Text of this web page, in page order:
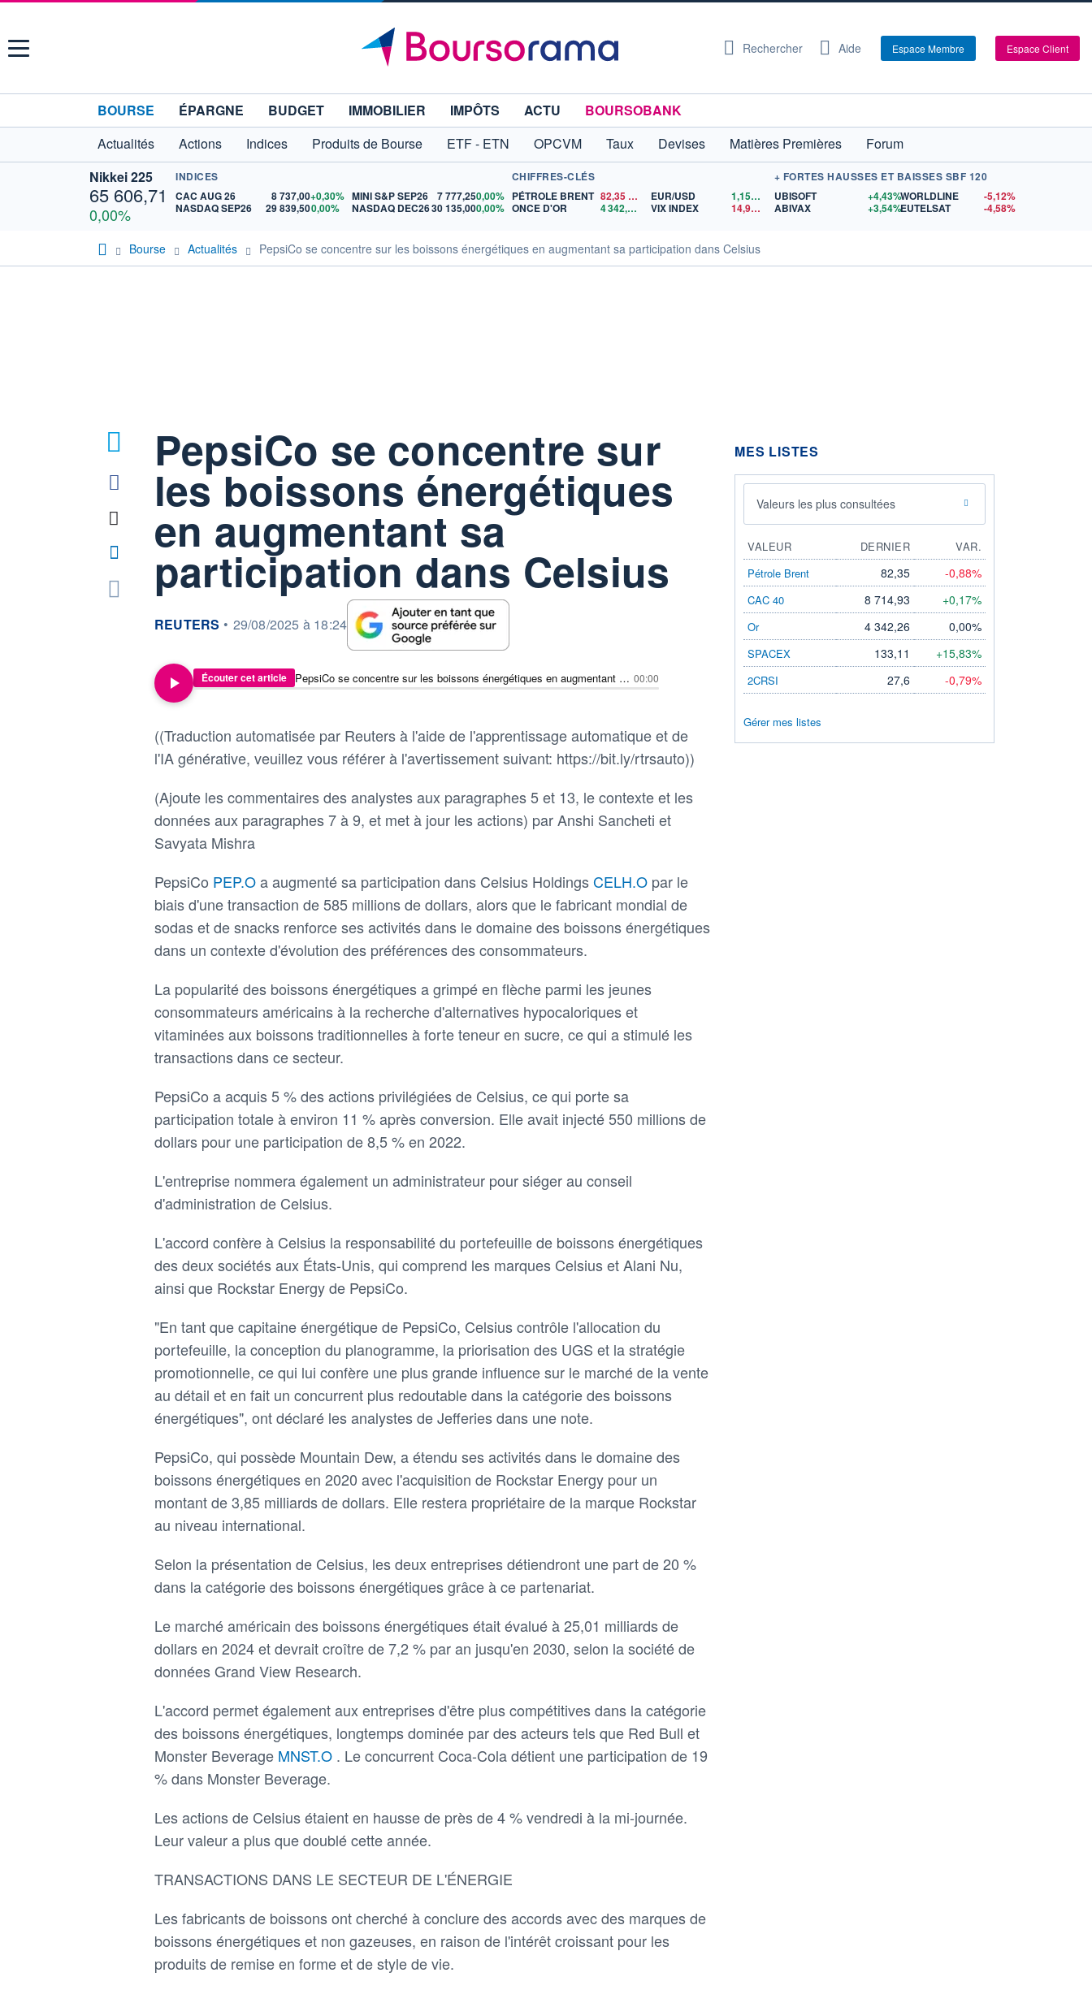
Menu Rechercher Aide Espace Membre Espace Client
BOURSE ÉPARGNE BUDGET IMMOBILIER IMPÔTS ACTU
BOURSOBANK
Actualités
Actions Indices Produits de Bourse ETF - ETN OPCVM Taux Devises Matières Premières
Forum
Nikkei 225
65 606,71
0,00%
INDICES
CAC AUG 26
8 737,00+0,30%
NASDAQ SEP26
29 839,500,00%
MINI S&P SEP26 7 777,250,00%
NASDAQ DEC2630 135,000,00%
CHIFFRES-CLÉS
PÉTROLE BRENT 82,35
ONCE D'OR
4 342,26 $US
EUR/USD 1,1559
$US
VIX INDEX
14,90$US
+ FORTES HAUSSES ET BAISSES SBF 120
UBISOFT
+4,43%
ABIVAX
+3,54%
WORLDLINE
-5,12%
EUTELSAT
-4,58%
Bourse Actualités PepsiCo se concentre sur les boissons énergétiques en augmentant sa participation dans Celsius
PepsiCo se concentre sur
les boissons énergétiques
en augmentant sa
participation dans Celsius
information fournie par
REUTERS • 29/08/2025 à 18:24
Écouter cet article PepsiCo se concentre sur les boissons énergétiques en augmentant sa participation dans Celsius 00:00
((Traduction automatisée par Reuters à l'aide de l'apprentissage automatique et de
l'IA générative, veuillez vous référer à l'avertissement suivant: https://bit.ly/rtrsauto))
(Ajoute les commentaires des analystes aux paragraphes 5 et 13, le contexte et les
données aux paragraphes 7 à 9, et met à jour les actions) par Anshi Sancheti et
Savyata Mishra
PepsiCo PEP.Oa augmenté sa participation dans Celsius HoldingsCELH.O par le
biais d'une transaction de 585 millions de dollars, alors que le fabricant mondial de
sodas et de snacks renforce ses activités dans le domaine des boissons énergétiques
dans un contexte d'évolution des préférences des consommateurs.
La popularité des boissons énergétiques a grimpé en flèche parmi les jeunes
consommateurs américains à la recherche d'alternatives hypocaloriques et
vitaminées aux boissons traditionnelles à forte teneur en sucre, ce qui a stimulé les
transactions dans ce secteur.
PepsiCo a acquis 5 % des actions privilégiées de Celsius, ce qui porte sa
participation totale à environ 11 % après conversion. Elle avait injecté 550 millions de
dollars pour une participation de 8,5 % en 2022.
L'entreprise nommera également un administrateur pour siéger au conseil
d'administration de Celsius.
L'accord confère à Celsius la responsabilité du portefeuille de boissons énergétiques
des deux sociétés aux États-Unis, qui comprend les marques Celsius et Alani Nu,
ainsi que Rockstar Energy de PepsiCo.
"En tant que capitaine énergétique de PepsiCo, Celsius contrôle l'allocation du
portefeuille, la conception du planogramme, la priorisation des UGS et la stratégie
promotionnelle, ce qui lui confère une plus grande influence sur le marché de la vente
au détail et en fait un concurrent plus redoutable dans la catégorie des boissons
énergétiques", ont déclaré les analystes de Jefferies dans une note.
PepsiCo, qui possède Mountain Dew, a étendu ses activités dans le domaine des
boissons énergétiques en 2020 avec l'acquisition de Rockstar Energy pour un
montant de 3,85 milliards de dollars. Elle restera propriétaire de la marque Rockstar
au niveau international.
Selon la présentation de Celsius, les deux entreprises détiendront une part de 20 %
dans la catégorie des boissons énergétiques grâce à ce partenariat.
Le marché américain des boissons énergétiques était évalué à 25,01 milliards de
dollars en 2024 et devrait croître de 7,2 % par an jusqu'en 2030, selon la société de
données Grand View Research.
L'accord permet également aux entreprises d'être plus compétitives dans la catégorie
des boissons énergétiques, longtemps dominée par des acteurs tels que Red Bull et
Monster Beverage MNST.O . Le concurrent Coca-Cola détient une participation de 19
% dans Monster Beverage.
Les actions de Celsius étaient en hausse de près de 4 % vendredi à la mi-journée.
Leur valeur a plus que doublé cette année.
TRANSACTIONS DANS LE SECTEUR DE L'ÉNERGIE
Les fabricants de boissons ont cherché à conclure des accords avec des marques de
boissons énergétiques et non gazeuses, en raison de l'intérêt croissant pour les
produits de remise en forme et de style de vie.
MES LISTES
Valeurs les plus consultées
VALEUR DERNIER
VAR.
Pétrole Brent
82,35 -0,88%
CAC 40 8 714,93 +0,17%
Or 4 342,26 0,00%
SPACEX 133,11 +15,83%
2CRSI 27,6 -0,79%
Gérer mes listes